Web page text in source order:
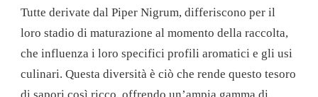
Tutte derivate dal Piper Nigrum, differiscono per il
loro stadio di maturazione al momento della raccolta,
che influenza i loro specifici profili aromatici e gli usi
culinari. Questa diversità è ciò che rende questo tesoro
di sapori così ricco, offrendo un’ampia gamma di